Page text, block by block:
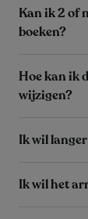
Kan ik 2 of
boeken?
Hoe kan ik
wijzigen?
Ik wil
Ik wil het